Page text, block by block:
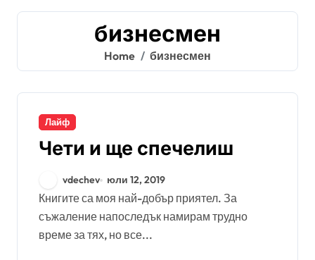
бизнесмен
Home бизнесмен
Лайф
Чети и ще спечелиш
vdechev юли 12, 2019
Книгите са моя най-добър приятел. За
съжаление напоследък намирам трудно
време за тях, но все...